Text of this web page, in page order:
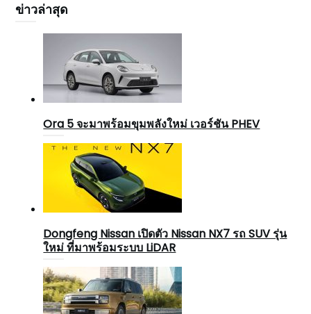
ข่าวล่าสุด
Ora 5 จะมาพร้อมขุมพลังใหม่ เวอร์ชัน PHEV
Dongfeng Nissan เปิดตัว Nissan NX7 รถ SUV รุ่น
ใหม่ ที่มาพร้อมระบบ LiDAR